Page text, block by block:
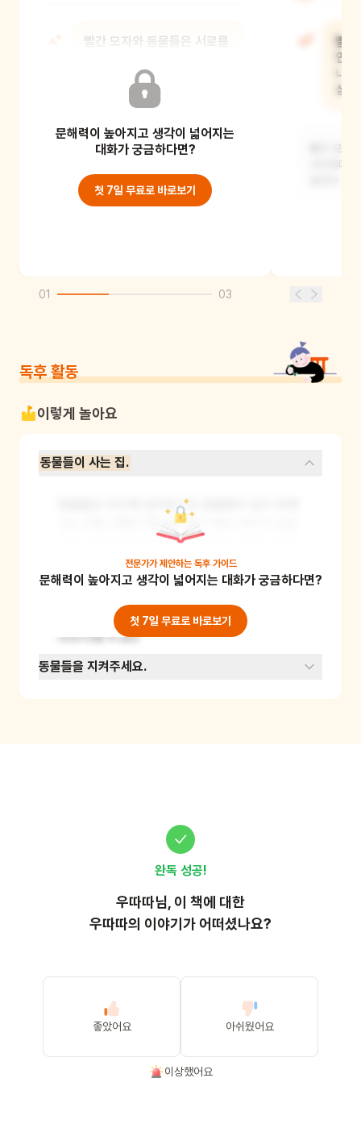
빨간 모자와 동물들은 서로를
행동을 했을까?
동물들은 빨간 모자에게 차를 대접하고,
빨간 모자를 안전하게 집까지
문해력이 높아지고 생각이 넓어지는
대화가 궁금하다면?
첫 7일 무료로 바로보기
빨
안
내
심
빨간 모자
사라졌다
01 03
독후 활동
이렇게 놀아요
동물들이 사는 집.
동물들은 어디에 살까요? 또 동물들이 살기 위해
서는 어떤 것들이 필요할까요? 평소 아이가 관심
있어 하던 동물이 있다면 그 동물을 주제로 해 주
시고, 그렇지 않다면 다람쥐, 청설모 등 반려동물
은 아니지만 산이나 강에 가면 볼 수 있는 동물들
을 주제로 해주세요. 동물들이 살고 있는 집을 그
림으로 그리면서 동물들에게 필요한 것들에 대해
이야기해 주세요.
전문가가 제안하는 독후 가이드
문해력이 높아지고 생각이 넓어지는 대화가 궁금하다면?
첫 7일 무료로 바로보기
동물들을 지켜주세요.
완독 성공!
우따따님, 이 책에 대한
우따따의 이야기가 어떠셨나요?
좋았어요 아쉬웠어요
이상했어요